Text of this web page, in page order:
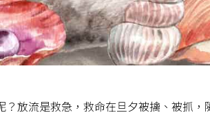
放流是救急，救命在旦夕被擒、被抓，